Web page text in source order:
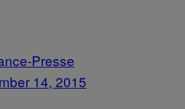
Presse
14, 2015